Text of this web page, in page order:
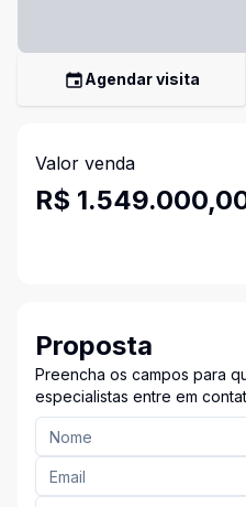
Agendar visita
Valor venda
R$
Proposta
Preencha os campos para
especialistas entre em